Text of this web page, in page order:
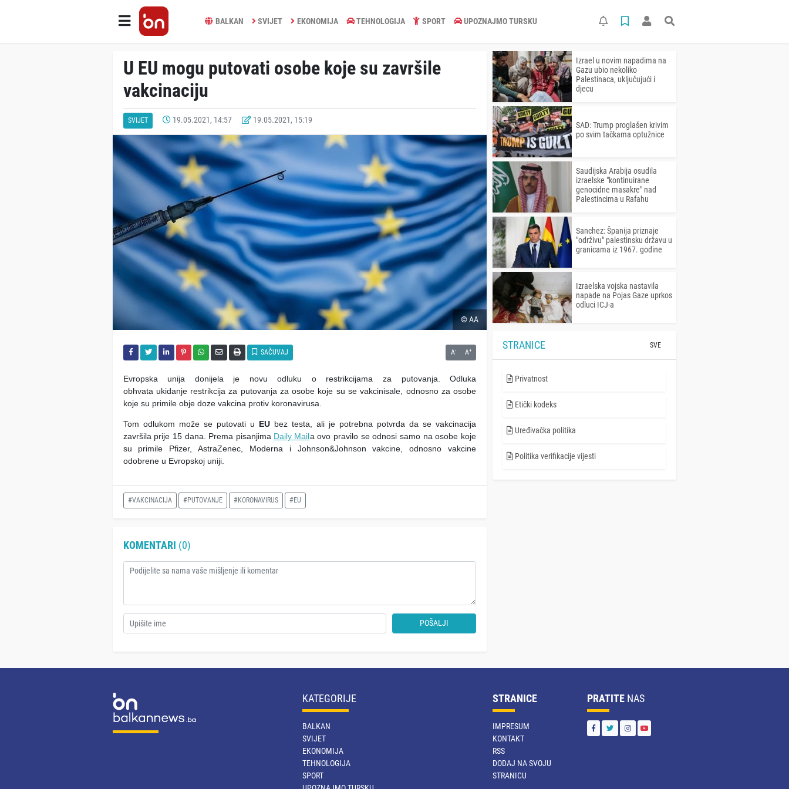
BALKAN SVIJET EKONOMIJA TEHNOLOGIJA SPORT UPOZNAJMO TURSKU
U EU mogu putovati osobe koje su završile
vakcinaciju
SVIJET 19.05.2021, 14:57 19.05.2021, 15:19
© AA
SAČUVAJ A- A+
Evropska unija donijela je novu odluku o restrikcijama za putovanja. Odluka
obhvata ukidanje restrikcija za putovanja za osobe koje su se vakcinisale, odnosno za osobe
koje su primile obje doze vakcina protiv koronavirusa.
Tom odlukom može se putovati u EUbez testa, ali je potrebna potvrda da se vakcinacija
završila prije 15 dana. Prema pisanjima Daily Maila ovo pravilo se odnosi samo na osobe koje
su primile Pfizer, AstraZenec, Moderna i Johnson&Johnson vakcine, odnosno vakcine
odobrene u Evropskoj uniji.
#VAKCINACIJA #PUTOVANJE #KORONAVIRUS #EU
KOMENTARI (0)
POŠALJI
Izrael u novim napadima na
Gazu ubio nekoliko
Palestinaca, uključujući i
djecu
SAD: Trump proglašen krivim
po svim tačkama optužnice
Saudijska Arabija osudila
izraelske "kontinuirane
genocidne masakre" nad
Palestincima u Rafahu
Sanchez: Španija priznaje
"održivu" palestinsku državu u
granicama iz 1967. godine
Izraelska vojska nastavila
napade na Pojas Gaze uprkos
odluci ICJ-a
STRANICE SVE
Privatnost
Etički kodeks
Uređivačka politika
Politika verifikacije vijesti
KATEGORIJE
BALKAN
SVIJET
EKONOMIJA
TEHNOLOGIJA
SPORT
STRANICE
IMPRESUM
KONTAKT
RSS
DODAJ NA SVOJU
STRANICU
PRATITE NAS